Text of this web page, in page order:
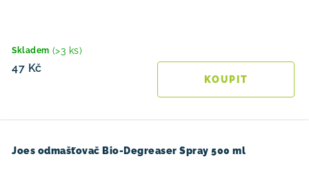
Skladem (>3 ks)
47 Kč
Joes odmašťovač Bio-Degreaser Spray 500 ml